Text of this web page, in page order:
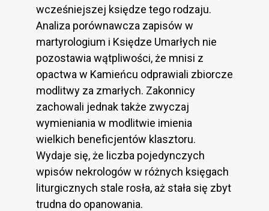
wcześniejszej księdze tego rodzaju.
Analiza porównawcza zapisów w
martyrologium i Księdze Umarłych nie
pozostawia wątpliwości, że mnisi z
opactwa w Kamieńcu odprawiali zbiorcze
modlitwy za zmarłych. Zakonnicy
zachowali jednak także zwyczaj
wymieniania w modlitwie imienia
wielkich beneficjentów klasztoru.
Wydaje się, że liczba pojedynczych
wpisów nekrologów w różnych księgach
liturgicznych stale rosła, aż stała się zbyt
trudna do opanowania.